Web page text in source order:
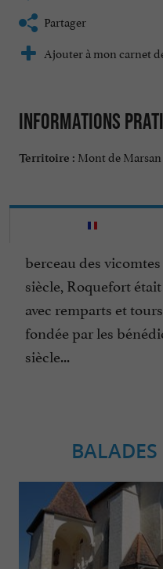
Partager
Ajouter à mon carnet
Informations
Territoire : Mont de
berceau des
siècle, Roquefort
avec remparts et
fondée par les
siècle...
BALADES